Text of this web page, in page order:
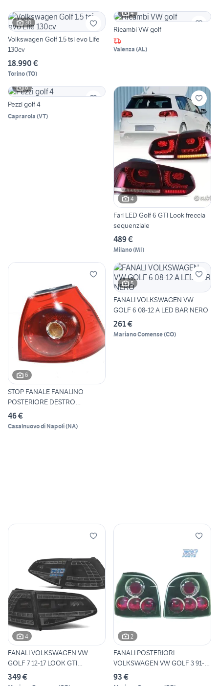
30
Volkswagen Golf 1.5 tsi evo Life
130cv
18.990 €
Torino(TO)
4
Ricambi VW golf
Valenza (AL)
6
Pezzi golf 4
Caprarola (VT)
4
Fari LED Golf 6 GTI Look freccia
sequenziale
489 €
Milano(MI)
6
STOP FANALE FANALINO
POSTERIORE DESTRO
VOLKSWAGEN
46 €
Casalnuovo di Napoli(NA)
5
FANALI VOLKSWAGEN VW
GOLF 6 08-12 A LED BAR NERO
261 €
Mariano Comense(CO)
4
FANALI VOLKSWAGEN VW
GOLF 7 12-17 LOOK GTI
DINAMIC
349 €
2
FANALI POSTERIORI
VOLKSWAGEN VW GOLF 3 91-97
FONDO
93 €